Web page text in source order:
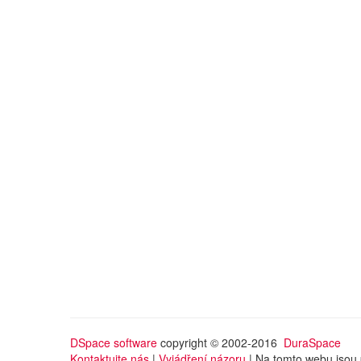
DSpace software copyright © 2002-2016 DuraSpace